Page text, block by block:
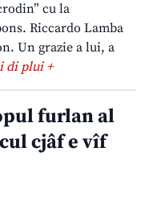
cu la
Riccardo Lamba
Un grazie a lui, a
di plui +
furlan al
cjâf e vîf